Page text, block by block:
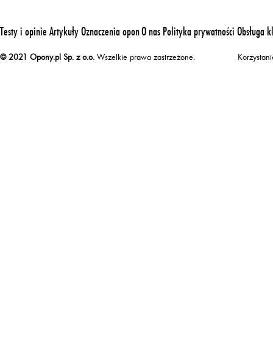
Testy i opinie ArtykułyOznaczenia oponO nas Polityka prywatności Obsługa
© 2021 Opony.pl Sp. z o.o. Wszelkie prawa zastrzeżone.